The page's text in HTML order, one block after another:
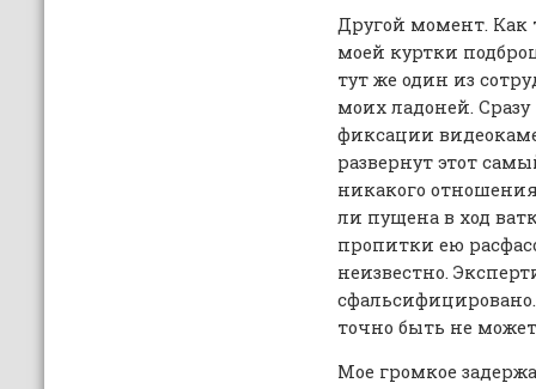
Другой момент. Как
моей куртки
тут же один из
моих ладоней. Сразу
фиксации
развернут этот
никакого
ли пущена в ход
пропитки ею
неизвестно.
точно быть не
Мое громкое